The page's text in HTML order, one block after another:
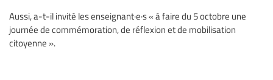
Aussi, a-t-il invité les enseignant·e·s « à faire du 5 octobre une
journée de commémoration, de réflexion et de mobilisation
citoyenne ».